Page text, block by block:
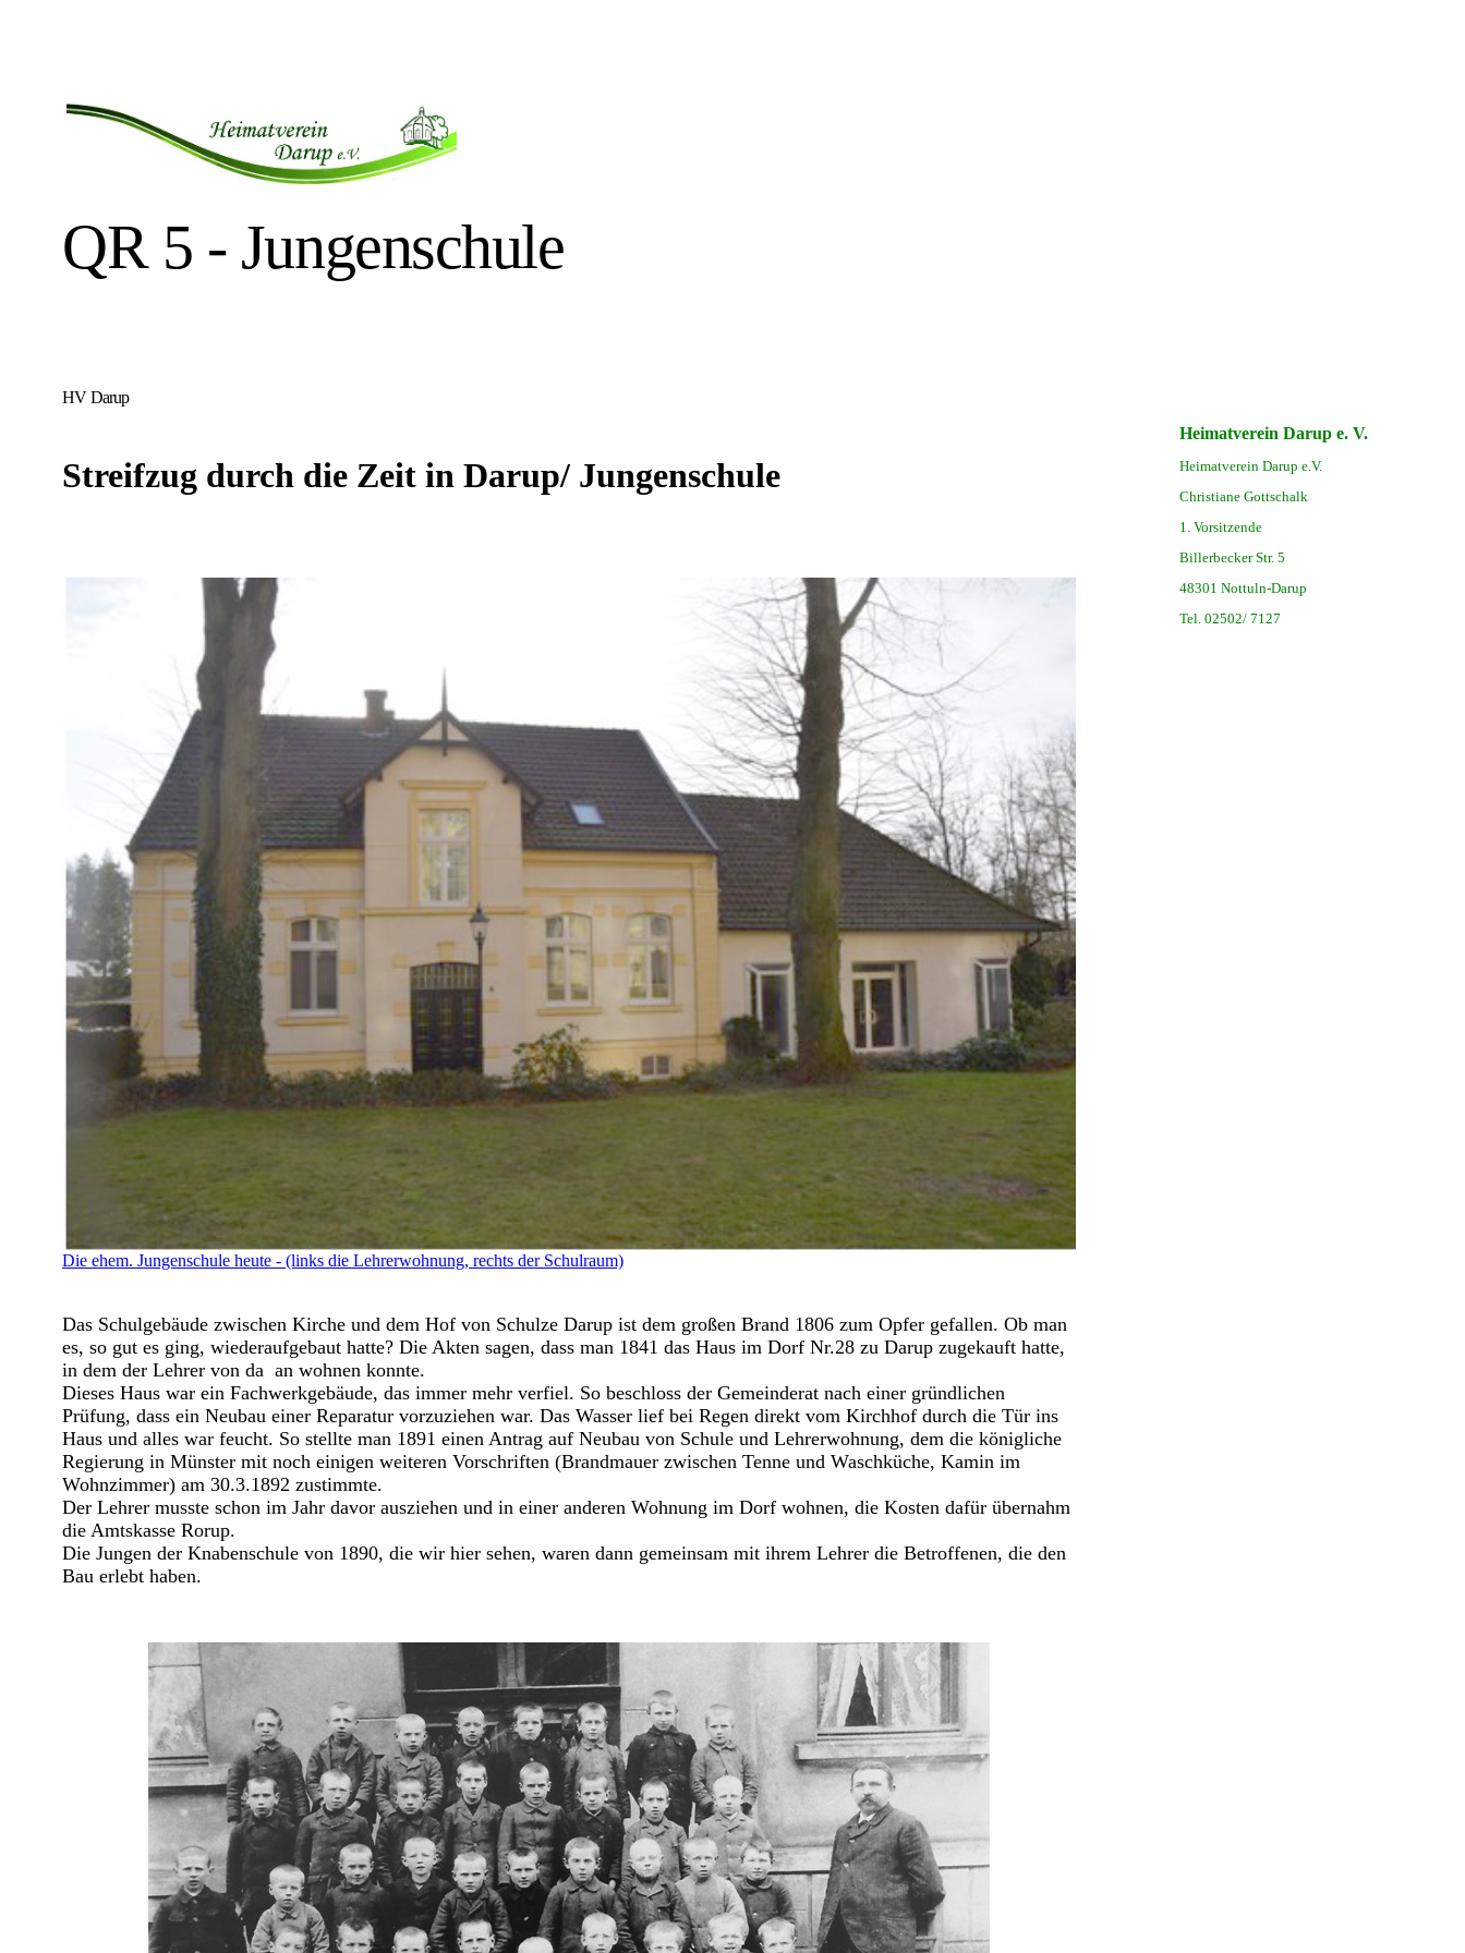
QR 5 - Jungenschule
HV Darup
Streifzug durch die Zeit in Darup/ Jungenschule
Die ehem. Jungenschule heute - (links die Lehrerwohnung, rechts der Schulraum)
Das Schulgebäude zwischen Kirche und dem Hof von Schulze Darup ist dem großen Brand 1806 zum Opfer gefallen. Ob man
es, so gut es ging, wiederaufgebaut hatte? Die Akten sagen, dass man 1841 das Haus im Dorf Nr.28 zu Darup zugekauft hatte,
in dem der Lehrer von da an wohnen konnte.
Dieses Haus war ein Fachwerkgebäude, das immer mehr verfiel. So beschloss der Gemeinderat nach einer gründlichen
Prüfung, dass ein Neubau einer Reparatur vorzuziehen war. Das Wasser lief bei Regen direkt vom Kirchhof durch die Tür ins
Haus und alles war feucht. So stellte man 1891 einen Antrag auf Neubau von Schule und Lehrerwohnung, dem die königliche
Regierung in Münster mit noch einigen weiteren Vorschriften (Brandmauer zwischen Tenne und Waschküche, Kamin im
Wohnzimmer) am 30.3.1892 zustimmte.
Der Lehrer musste schon im Jahr davor ausziehen und in einer anderen Wohnung im Dorf wohnen, die Kosten dafür übernahm
die Amtskasse Rorup.
Die Jungen der Knabenschule von 1890, die wir hier sehen, waren dann gemeinsam mit ihrem Lehrer die Betroffenen, die den
Bau erlebt haben.
Heimatverein Darup e. V.
Heimatverein Darup e.V.
Christiane Gottschalk
1. Vorsitzende
Billerbecker Str. 5
48301 Nottuln-Darup
Tel. 02502/ 7127